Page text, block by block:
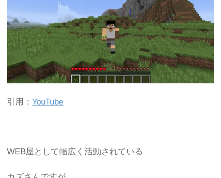
引用：YouTube
WEB屋として幅広く活動されている